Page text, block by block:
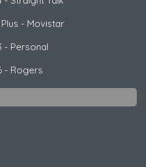
- Movistar
- Personal
- Rogers